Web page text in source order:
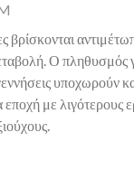
βρίσκονται
Ο πληθυσμός
υποχωρούν
εποχή με λιγότερους